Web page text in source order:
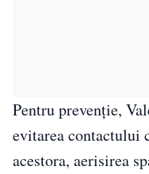
Pentru prevenție,
evitarea contactului
acestora, aerisirea